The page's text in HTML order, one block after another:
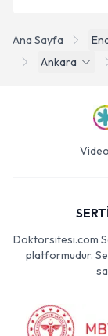
Ana Sayfa
Ankara
Doktorsitesi.com
platformudur.